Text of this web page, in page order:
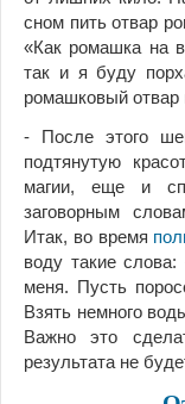
сном пить отвар
«Как ромашка на
так и я буду
ромашковый отвар
- После этого
подтянутую
магии, еще и
заговорным
Итак, во время
воду такие
меня. Пусть
Взять немного
Важно это
результата не